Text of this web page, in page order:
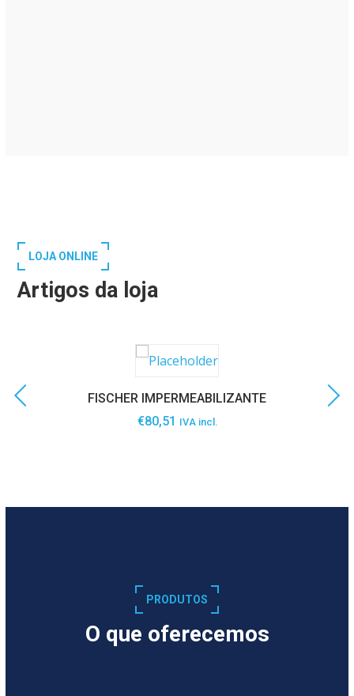
LOJA ONLINE
Artigos da loja
FISCHER IMPERMEABILIZANTE
€80,51 IVA incl.
PRODUTOS
O que oferecemos
SABER MAIS